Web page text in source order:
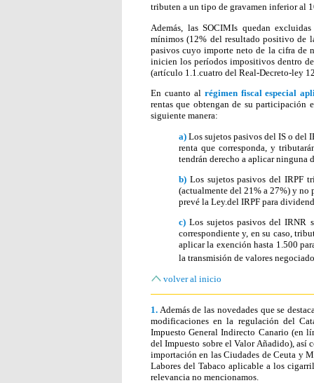
tributen a un tipo de gravamen inferior al
Además, las SOCIMIs quedan
mínimos (12% del resultado positivo de
pasivos cuyo importe neto de la cifra de
inicien los períodos impositivos dentro
(artículo 1.1.cuatro del Real-Decreto-ley
En cuanto al régimen fiscal especial
rentas que obtengan de su participación
siguiente manera:
a) Los sujetos pasivos del IS o del
renta que corresponda, y
tendrán derecho a aplicar
b) Los sujetos pasivos del IRPF
(actualmente del 21% a 27%) y no
prevé la Ley.del IRPF para
c)Los sujetos pasivos del IRNR
correspondiente y, en su caso,
aplicar la exención hasta 1.500
la transmisión de valores
volver al inicio
1. Además de las novedades que se
modificaciones en la regulación del
Impuesto General Indirecto Canario (en
del Impuesto sobre el Valor Añadido), así
importación en las Ciudades de Ceuta y
Labores del Tabaco aplicable a los
relevancia no mencionamos.